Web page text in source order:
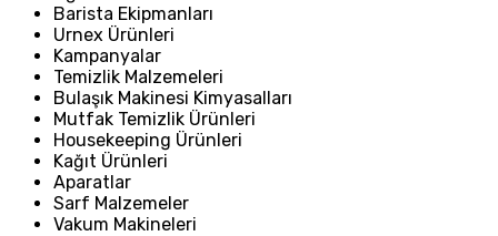
Barista Ekipmanları
Urnex Ürünleri
Kampanyalar
Temizlik Malzemeleri
Bulaşık Makinesi Kimyasalları
Mutfak Temizlik Ürünleri
Housekeeping Ürünleri
Kağıt Ürünleri
Aparatlar
Sarf Malzemeler
Vakum Makineleri